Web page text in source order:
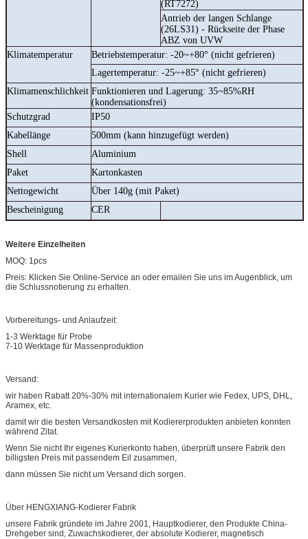
(RT7272)
Antrieb der langen Schlange
(26LS31) - Rückseite der Phase
ABZ von UVW
Klimatemperatur
Betriebstemperatur: -20~+80° (nicht gefrieren)
Lagertemperatur: -25~+85° (nicht gefrieren)
Klimamenschlichkeit Funktionieren und Lagerung: 35~85%RH
(kondensationsfrei)
Schutzgrad
IP50
Kabellänge
500mm (kann hinzugefügt werden)
Shell
Aluminium
Paket
Kartonkasten
Nettogewicht
Über 140g (mit Paket)
Bescheinigung
CER
Weitere Einzelheiten
MOQ: 1pcs
Preis: Klicken Sie Online-Service an oder emailen Sie uns im Augenblick, um
die Schlussnotierung zu erhalten.
Vorbereitungs- und Anlaufzeit:
1-3 Werktage für Probe
7-10 Werktage für Massenproduktion
Versand:
wir haben Rabatt 20%-30% mit internationalem Kurier wie Fedex, UPS, DHL,
Aramex, etc.
damit wir die besten Versandkosten mit Kodiererprodukten anbieten konnten
während Zitat.
Wenn Sie nicht Ihr eigenes Kurierkonto haben, überprüft unsere Fabrik den
billigsten Preis mit passendem Eil zusammen,
dann müssen Sie nicht um Versand dich sorgen.
Über HENGXIANG-Kodierer Fabrik
unsere Fabrik gründete im Jahre 2001, Hauptkodierer, den Produkte China-
Drehgeber sind, Zuwachskodierer, der absolute Kodierer, magnetisch